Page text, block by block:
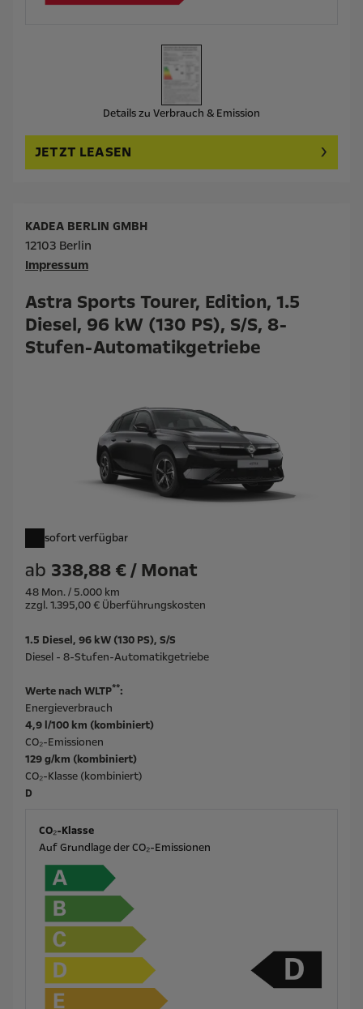
Details zu Verbrauch & Emission
JETZT LEASEN
Astra Sports Tourer, Edition, 1.5
Diesel, 96 kW (130 PS), S/S, 8-
Stufen-Automatikgetriebe
sofort verfügbar
ab 338,88 € / Monat
48 Mon. / 5.000 km
zzgl. 1.395,00 € Überführungskosten
KADEA BERLIN GMBH
12103 Berlin
Impressum
1.5 Diesel, 96 kW (130 PS), S/S
Diesel - 8-Stufen-Automatikgetriebe
Werte nach WLTP**:
Energieverbrauch
4,9 l/100 km (kombiniert)
CO₂-Emissionen
129 g/km (kombiniert)
CO₂-Klasse (kombiniert)
D
CO₂-Klasse
Auf Grundlage der CO₂-Emissionen